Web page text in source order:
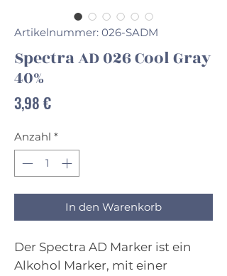
Artikelnummer: 026-SADM
Spectra AD 026 Cool Gray
40%
3,98 €Preis
Anzahl *
In den Warenkorb
Der Spectra AD Marker ist ein
Alkohol Marker, mit einer